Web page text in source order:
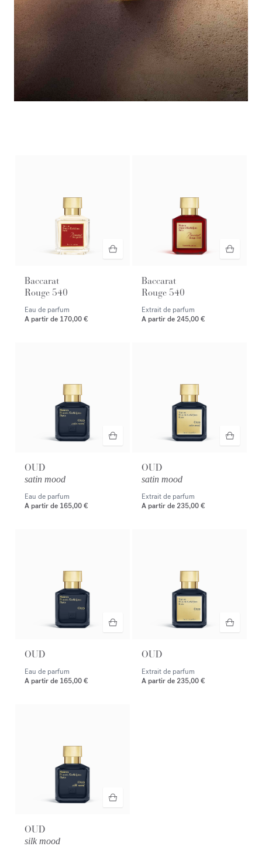
Baccarat
Rouge 540
Eau de parfum
A partir de 170,00 €
Baccarat
Rouge 540
Extrait de parfum
A partir de 245,00 €
OUD
satin mood
Eau de parfum
A partir de 165,00 €
OUD
satin mood
Extrait de parfum
A partir de 235,00 €
OUD
Eau de parfum
A partir de 165,00 €
OUD
Extrait de parfum
A partir de 235,00 €
OUD
silk mood